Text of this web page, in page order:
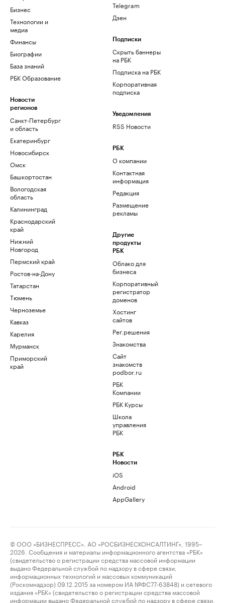
Бизнес
Технологии и
медиа
Финансы
Биографии
База знаний
РБК Образование
Новости
регионов
Санкт-Петербург
и область
Екатеринбург
Новосибирск
Омск
Башкортостан
Вологодская
область
Калининград
Краснодарский
край
Нижний
Новгород
Пермский край
Ростов-на-Дону
Татарстан
Тюмень
Черноземье
Кавказ
Карелия
Мурманск
Приморский
край
Telegram
Дзен
Подписки
Скрыть баннеры
на РБК
Подписка на РБК
Корпоративная
подписка
Уведомления
RSS Новости
РБК
О компании
Контактная
информация
Редакция
Размещение
рекламы
Другие
продукты
РБК
Облако для
бизнеса
Корпоративный
регистратор
доменов
Хостинг
сайтов
Рег.решения
Знакомства
Сайт
знакомств
podbor.ru
РБК
Компании
РБК Курсы
Школа
управления
РБК
РБК
Новости
iOS
Android
AppGallery
© ООО «БИЗНЕСПРЕСС», АО «РОСБИЗНЕСКОНСАЛТИНГ», 1995–
2026. Сообщения и материалы информационного агентства «РБК»
(свидетельство о регистрации средства массовой информации
выдано Федеральной службой по надзору в сфере связи,
информационных технологий и массовых коммуникаций
(Роскомнадзор) 09.12.2015 за номером ИА №ФС77-63848) и сетевого
издания «РБК» (свидетельство о регистрации средства массовой
информации выдано Федеральной службой по надзору в сфере связи,